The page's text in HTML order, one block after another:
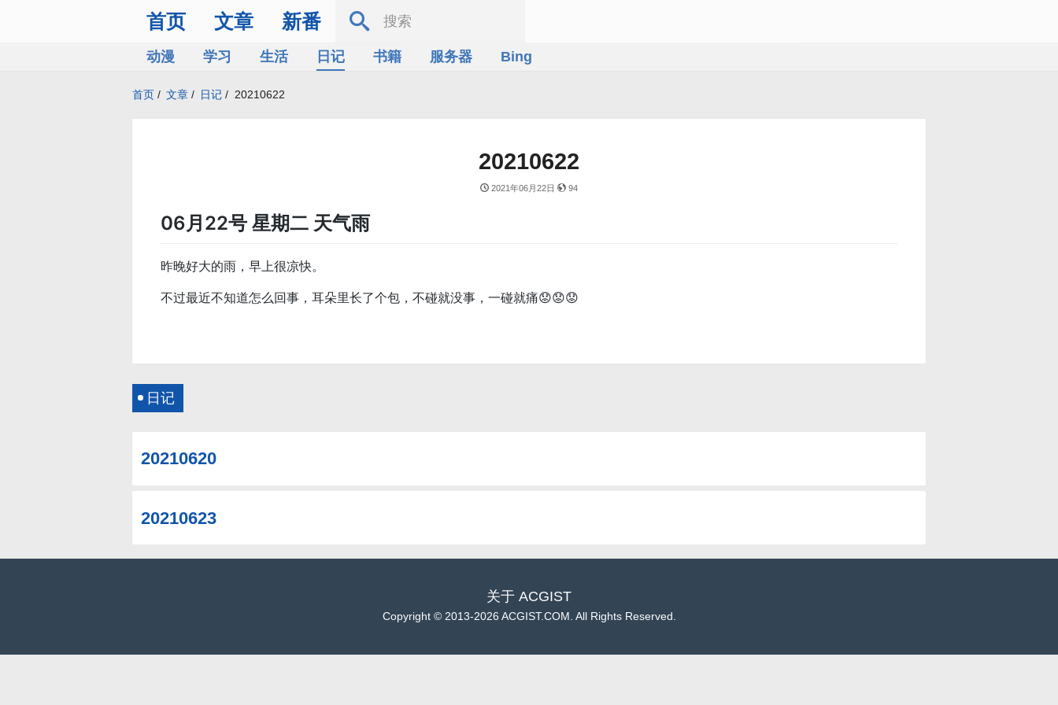
首页 文章 新番
动漫 学习 生活 日记 书籍 服务器 Bing
首页 / 文章 / 日记 / 20210622
20210622
2021年06月22日 94
06月22号 星期二 天气雨
昨晚好大的雨，早上很凉快。
不过最近不知道怎么回事，耳朵里长了个包，不碰就没事，一碰就痛😟😟😟
日记
20210620
20210623
关于 ACGIST
Copyright ©2013-2026 ACGIST.COM. All Rights Reserved.